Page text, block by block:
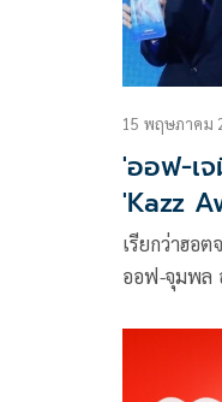
15 พฤษภาคม
'ออฟ-เจ
'Kazz
เรียกว่าฮอ
ออฟ-จุมพล
โพรไวเดอ
เอ็นเตอร์ไพรส์ จำ